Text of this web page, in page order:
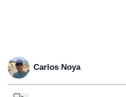
Carlos Noya